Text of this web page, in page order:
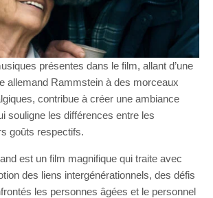
présentes dans le film, allant d’une
allemand Rammstein à des morceaux
contribue à créer une ambiance
souligne les différences entre les
goûts respectifs.
est un film magnifique qui traite avec
des liens intergénérationnels, des défis
les personnes âgées et le personnel